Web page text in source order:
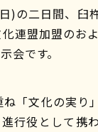
)の二日間、臼
連盟加盟のお
会です。
「文化の実り
行役として携